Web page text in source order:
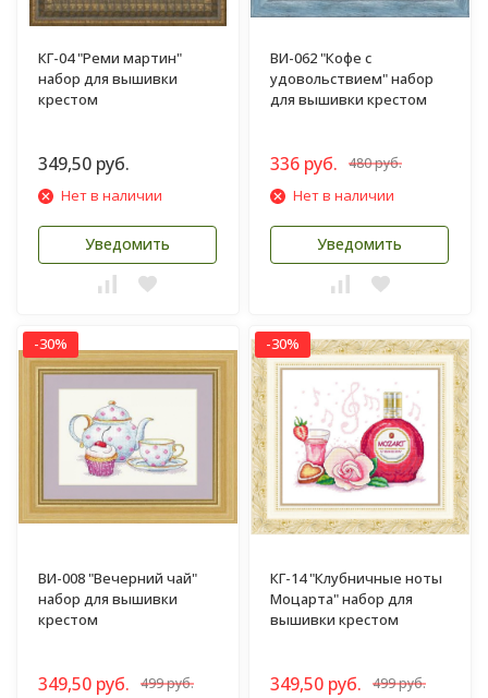
КГ-04 "Реми мартин"
набор для вышивки
крестом
349,50 руб.
Нет в наличии
Уведомить
ВИ-062 "Кофе с
удовольствием" набор
для вышивки крестом
336 руб. 480 руб.
Нет в наличии
Уведомить
-30%
ВИ-008 "Вечерний чай"
набор для вышивки
крестом
349,50 руб. 499 руб.
-30%
КГ-14 "Клубничные ноты
Моцарта" набор для
вышивки крестом
349,50 руб. 499 руб.